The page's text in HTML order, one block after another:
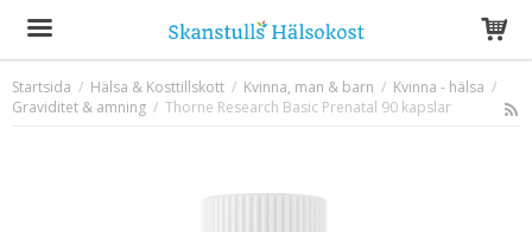
Produkten har blivit tillagd i varukorgen
Startsida / Hälsa & Kosttillskott / Kvinna, man & barn / Kvinna - hälsa /
Graviditet & amning / Thorne Research Basic Prenatal 90 kapslar